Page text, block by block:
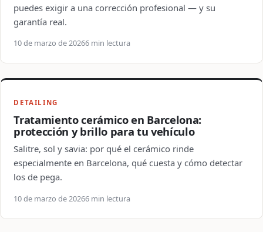
puedes exigir a una corrección profesional — y su
garantía real.
10 de marzo de 20266 min lectura
DETAILING
Tratamiento cerámico en Barcelona:
protección y brillo para tu vehículo
Salitre, sol y savia: por qué el cerámico rinde
especialmente en Barcelona, qué cuesta y cómo detectar
los de pega.
10 de marzo de 20266 min lectura